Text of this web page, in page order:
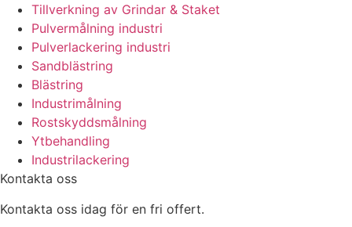
Tillverkning av Grindar & Staket
Pulvermålning industri
Pulverlackering industri
Sandblästring
Blästring
Industrimålning
Rostskyddsmålning
Ytbehandling
Industrilackering
Kontakta oss
Kontakta oss idag för en fri offert.